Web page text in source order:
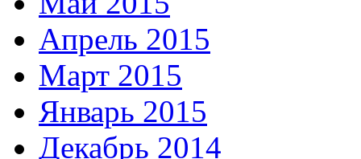
Апрель 2015
Март 2015
Январь 2015
Декабрь 2014